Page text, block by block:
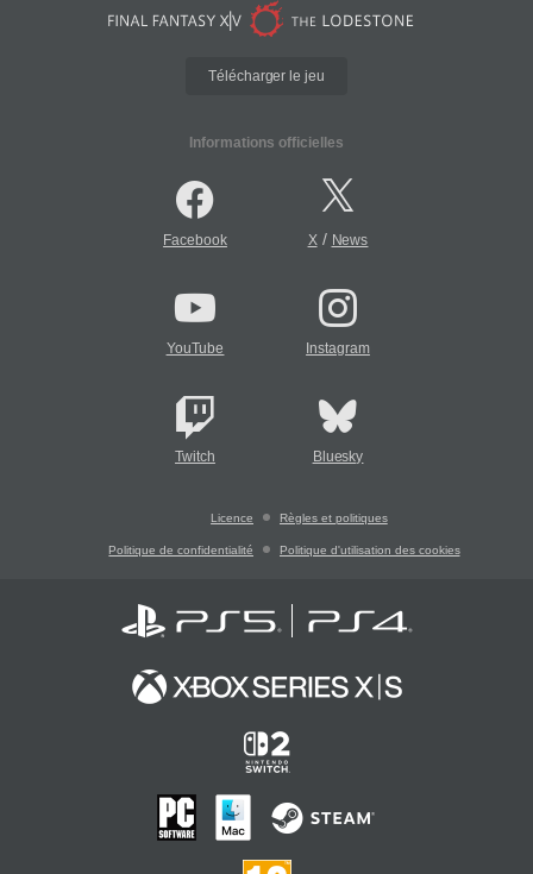
Télécharger le jeu
Informations officielles
Facebook X/ News
YouTube Instagram
Twitch Bluesky
Licence Règles et politiques
Politique de confidentialité Politique d'utilisation des cookies